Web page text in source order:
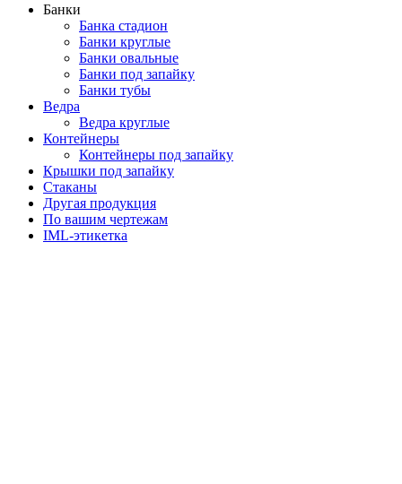
Банки
Банка стадион
Банки круглые
Банки овальные
Банки под запайку
Банки тубы
Ведра
Ведра круглые
Контейнеры
Контейнеры под запайку
Крышки под запайку
Стаканы
Другая продукция
По вашим чертежам
IML-этикетка